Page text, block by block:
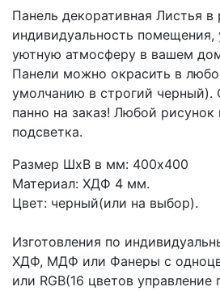
Панель декоративная Листья в
индивидуальность помещения,
уютную атмосферу в вашем
Панели можно окрасить в
умолчанию в строгий черный).
панно на заказ! Любой
подсветка.
Размер ШхВ в мм: 400х400
Материал: ХДФ 4 мм.
Цвет: черный(или на выбор).
Изготовления по
ХДФ, МДФ или Фанеры с
или RGB(16 цветов управление